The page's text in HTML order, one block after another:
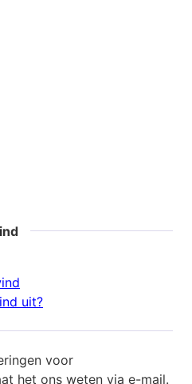
uit?
voor
het ons weten via e-mail.